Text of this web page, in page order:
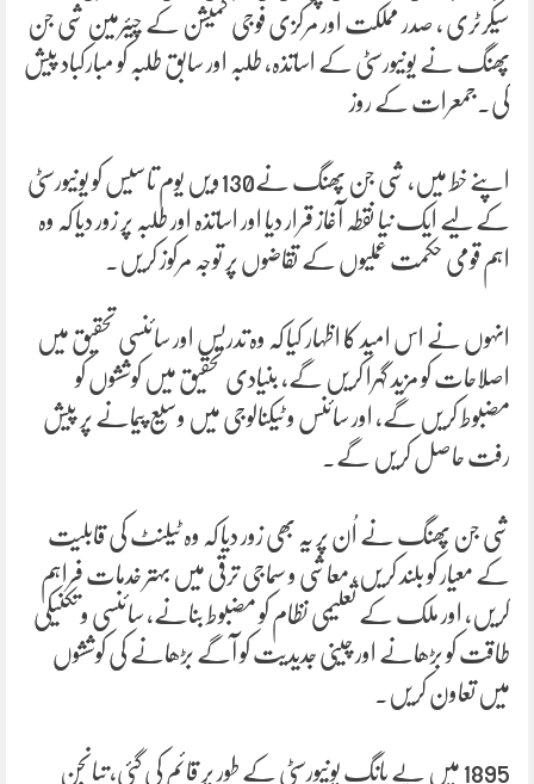
سیکرٹری ، صدر مملکت اور مرکزی فوجی کمیشن کے چیئرمین شی جن
پھنگ نے یونیورسٹی کے اساتذہ، طلبہ اور سابق طلبہ کو مبارکباد پیش
کی۔جمعرات کے روز
اپنے خط میں، شی جن پھنگ نے130ویں یوم تاسیس کو یونیورسٹی
کے لیے ایک نیا نقطہ آغاز قرار دیا اور اساتذہ اور طلبہ پر زور دیا کہ وہ
اہم قومی حکمت عملیوں کے تقاضوں پر توجہ مرکوز کریں۔
انہوں نے اس امید کا اظہار کیا کہ وہ تدریس اور سائنسی تحقیق میں
اصلاحات کو مزید گہرا کریں گے، بنیادی تحقیق میں کوششوں کو
مضبوط کریں گے، اور سائنس و ٹیکنالوجی میں وسیع پیمانے پر پیش
رفت حاصل کریں گے۔
شی جن پھنگ نے اُن پر یہ بھی زور دیا کہ وہ ٹیلنٹ کی قابلیت
کے معیار کو بلند کریں، معاشی و سماجی ترقی میں بہتر خدمات فراہم
کریں، اور ملک کے تعلیمی نظام کو مضبوط بنانے، سائنسی و تکنیکی
طاقت کو بڑھانے اور چینی جدیدیت کو آگے بڑھانے کی کوششوں
میں تعاون کریں۔
1895 میں پے یانگ یونیورسٹی کے طور پر قائم کی گئی، تیانجن